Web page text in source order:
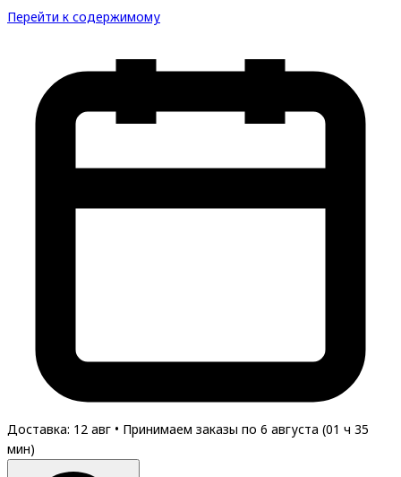
Перейти к содержимому
Доставка: 12 авг • Принимаем заказы по 6 августа (01 ч 35
мин)